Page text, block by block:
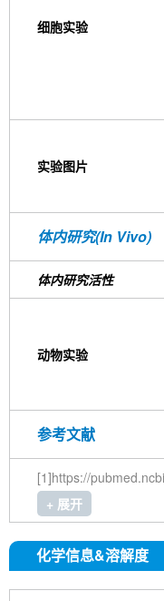
细胞实验
实验图片
体内研究(In Vivo)
体内研究活性
动物实验
参考文献
[1]https://
+ 展开
化学信息&溶解度